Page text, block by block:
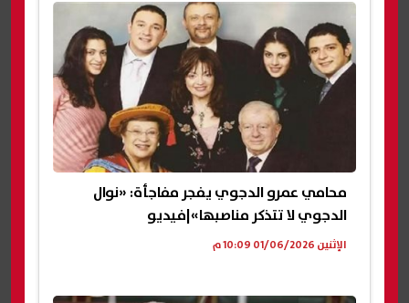
محامي عمرو الدجوي يفجر مفاجأة: «نوال
الدجوي لا تتذكر مناصبها»|فيديو
الإثنين 01/06/2026 10:09 م